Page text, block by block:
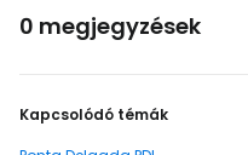
0 megjegyzések
Kapcsolódó témák